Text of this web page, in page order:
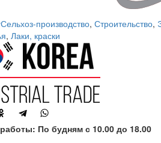
Сельхоз-производство, Строительство,
, Лаки, краски
По будням с 10.00 до 18.00